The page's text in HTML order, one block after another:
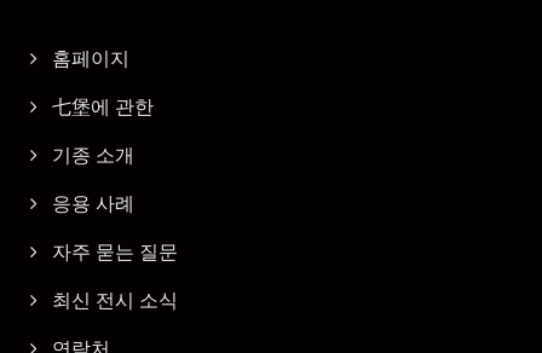
홈페이지
七堡에 관한
기종 소개
응용 사례
자주 묻는 질문
최신 전시 소식